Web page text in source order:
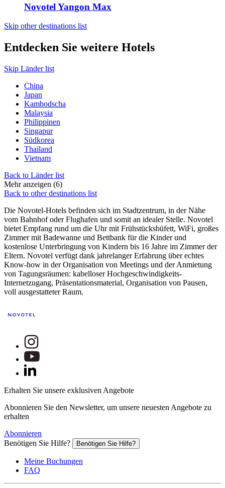
Novotel Yangon Max
Skip other destinations list
Entdecken Sie weitere Hotels
Skip Länder list
China
Japan
Kambodscha
Malaysia
Philippinen
Singapur
Südkorea
Thailand
Vietnam
Back to Länder list
Mehr anzeigen (6)
Back to other destinations list
Die Novotel-Hotels befinden sich im Stadtzentrum, in der Nähe
vom Bahnhof oder Flughafen und somit an idealer Stelle. Novotel
bietet Empfang rund um die Uhr mit Frühstücksbüfett, WiFi, großes
Zimmer mit Badewanne und Bettbank für die Kinder und
kostenlose Unterbringung von Kindern bis 16 Jahre im Zimmer der
Eltern. Novotel verfügt dank jahrelanger Erfahrung über echtes
Know-how in der Organisation von Meetings und der Anmietung
von Tagungsräumen: kabelloser Hochgeschwindigkeits-
Internetzugang, Präsentationsmaterial, Organisation von Pausen,
voll ausgestatteter Raum.
Erhalten Sie unsere exklusiven Angebote
Abonnieren Sie den Newsletter, um unsere neuesten Angebote zu
erhalten
Abonnieren
Benötigen Sie Hilfe?
Benötigen Sie Hilfe?
Meine Buchungen
FAQ